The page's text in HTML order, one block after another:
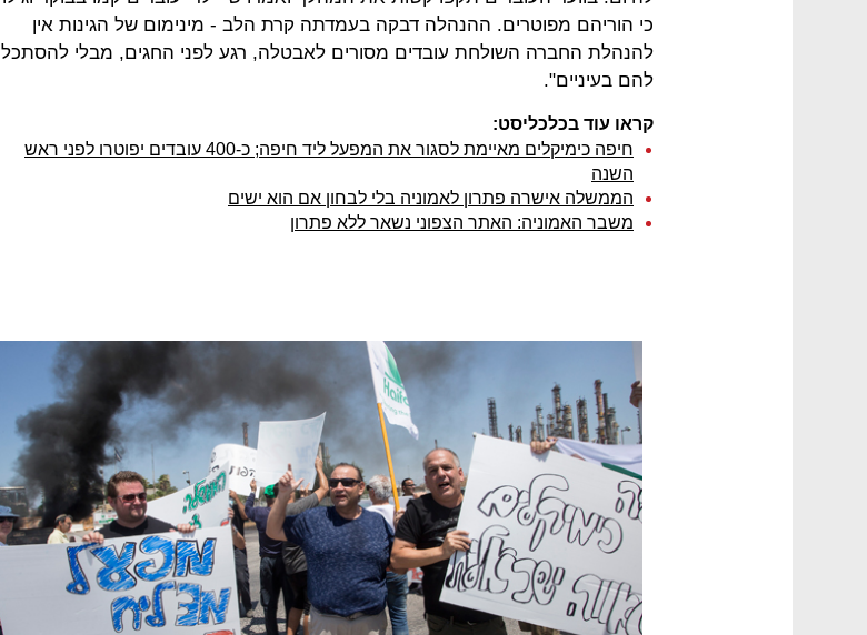
כי הוריהם מפוטרים. ההנהלה דבקה בעמדתה קרת הלב - מינימום של הגינות אין
להנהלת החברה השולחת עובדים מסורים לאבטלה, רגע לפני החגים, מבלי להסתכל
להם בעיניים".
קראו עוד בכלכליסט:
חיפה כימיקלים מאיימת לסגור את המפעל ליד חיפה; כ-400 עובדים יפוטרו לפני ראש
השנה
הממשלה אישרה פתרון לאמוניה בלי לבחון אם הוא ישים
משבר האמוניה: האתר הצפוני נשאר ללא פתרון